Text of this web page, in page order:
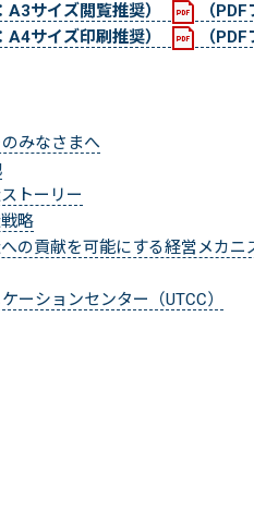
サイズ閲覧推奨）
（
サイズ印刷推奨）
（
みなさまへ
トーリー
略
の貢献を可能にする経営メカニ
ーションセンター（UTCC）